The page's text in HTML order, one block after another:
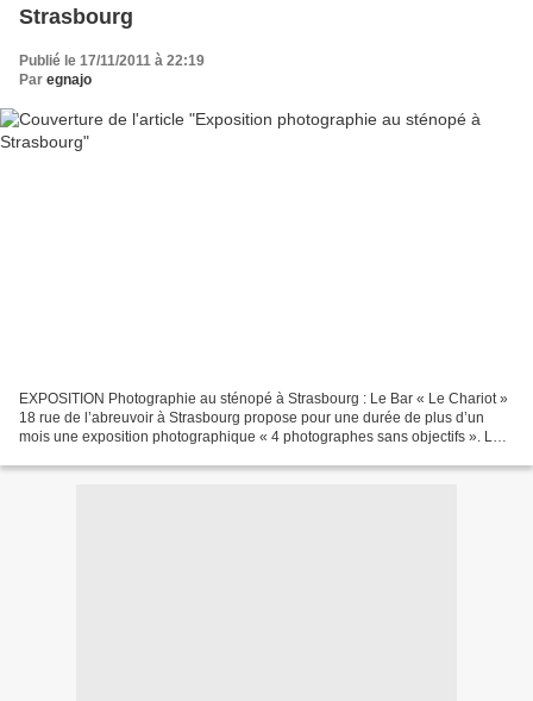
Strasbourg
Publié le 17/11/2011 à 22:19
Par egnajo
EXPOSITION Photographie au sténopé à Strasbourg : Le Bar « Le Chariot »
18 rue de l’abreuvoir à Strasbourg propose pour une durée de plus d’un
mois une exposition photographique « 4 photographes sans objectifs ». Les